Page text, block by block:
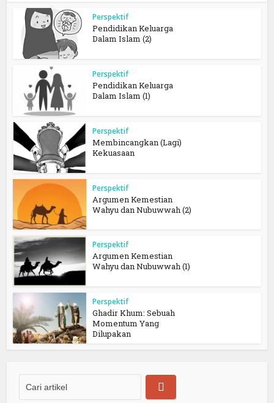
Perspektif
Pendidikan Keluarga
Dalam Islam (2)
Perspektif
Pendidikan Keluarga
Dalam Islam (1)
Perspektif
Membincangkan (Lagi)
Kekuasaan
Perspektif
Argumen Kemestian
Wahyu dan Nubuwwah (2)
Perspektif
Argumen Kemestian
Wahyu dan Nubuwwah (1)
Perspektif
Ghadir Khum: Sebuah
Momentum Yang
Dilupakan